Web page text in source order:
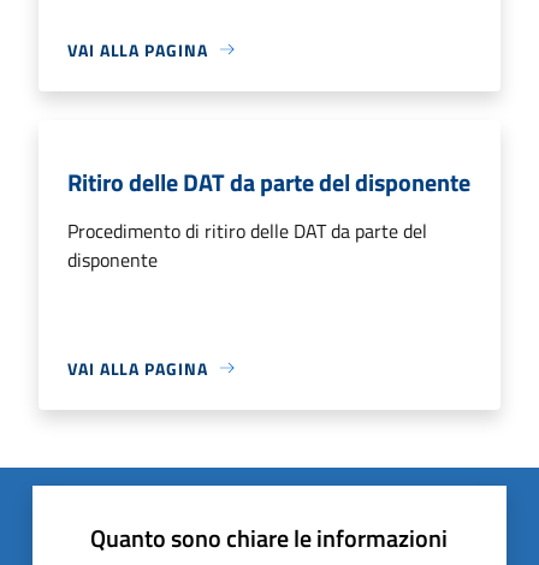
VAI ALLA PAGINA
Ritiro delle DAT da parte del disponente
Procedimento di ritiro delle DAT da parte del
disponente
VAI ALLA PAGINA
Quanto sono chiare le informazioni